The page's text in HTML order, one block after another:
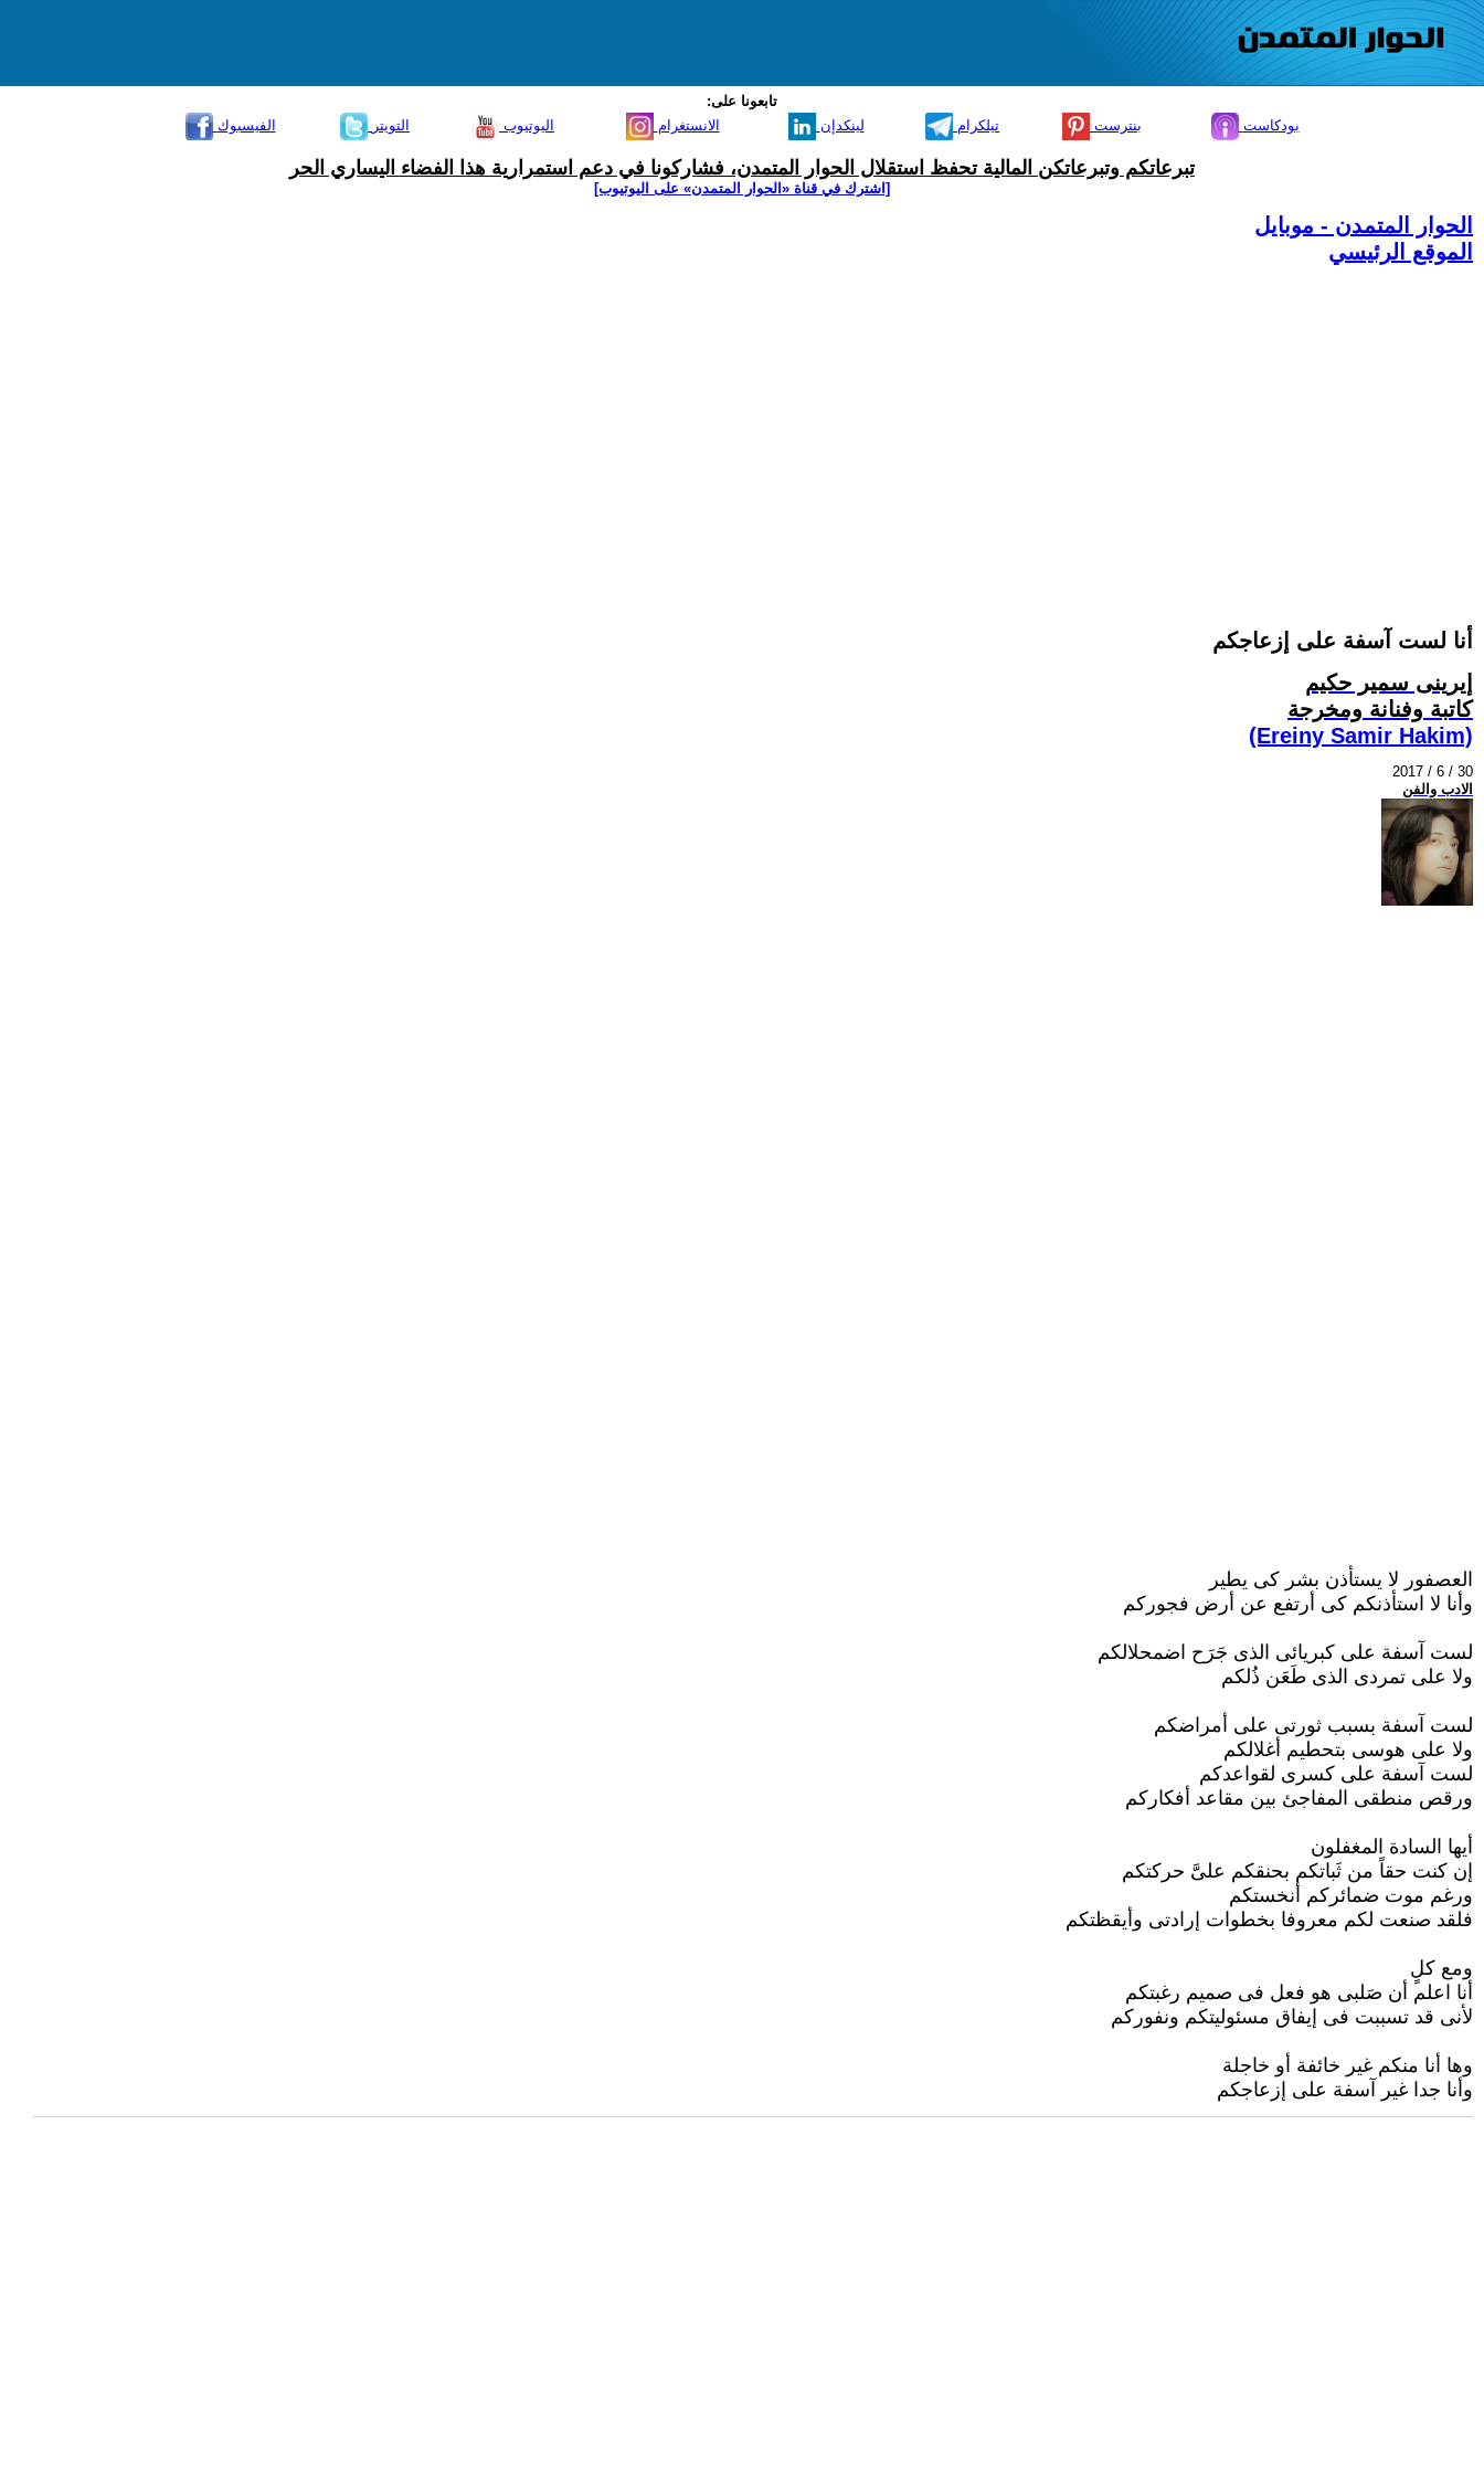
تابعونا على:
الفيسبوك
التويتر اليوتيوب الانستغرام لينكدإن تيلكرام بنترست بودكاست
تبرعاتكم وتبرعاتكن المالية تحفظ استقلال الحوار المتمدن، فشاركونا في دعم استمرارية هذا الفضاء اليساري الحر
[اشترك في قناة ‫«الحوار المتمدن» على اليوتيوب]
الحوار المتمدن - موبايل
الموقع الرئيسي
أنا لست آسفة على إزعاجكم
إيرينى سمير حكيم
كاتبة وفنانة ومخرجة
(Ereiny Samir Hakim)
2017 / 6 / 30
الادب والفن
العصفور لا يستأذن بشر كى يطير
وأنا لا استأذنكم كى أرتفع عن أرض فجوركم
لست آسفة على كبريائى الذى جَرَح اضمحلالكم
ولا على تمردى الذى طَعَن ذُلكم
لست آسفة بسبب ثورتى على أمراضكم
ولا على هوسى بتحطيم أغلالكم
لست آسفة على كسرى لقواعدكم
ورقص منطقى المفاجئ بين مقاعد أفكاركم
أيها السادة المغفلون
إن كنت حقاً من ثَباتكم بحنقكم علىَّ حركتكم
ورغم موت ضمائركم أنخستكم
فلقد صنعت لكم معروفا بخطوات إرادتى وأيقظتكم
ومع كلٍ
أنا اعلم أن صَلبى هو فعل فى صميم رغبتكم
لأنى قد تسببت فى إيفاق مسئوليتكم ونفوركم
وها أنا منكم غير خائفة أو خاجلة
وأنا جدا غير آسفة على إزعاجكم